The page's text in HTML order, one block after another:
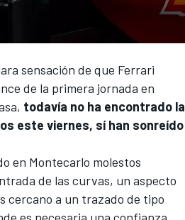
sensación de que Ferrari
de la primera jornada en
todavía no ha encontrado la
este viernes, sí han sonreído
en Montecarlo molestos
de las curvas, un aspecto
cercano a un trazado de tipo